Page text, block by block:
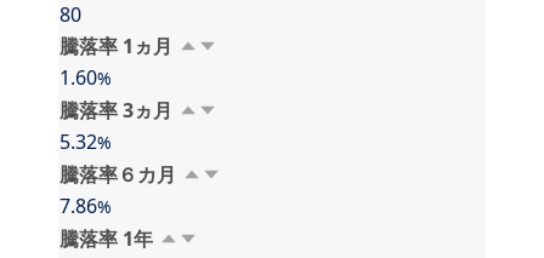
80
騰落率 1⁠⁠ヵ⁠月
1.60%
騰落率 3⁠⁠ヵ⁠月
5.32%
騰落率６⁠カ⁠月
7.86%
騰落率 1⁠年